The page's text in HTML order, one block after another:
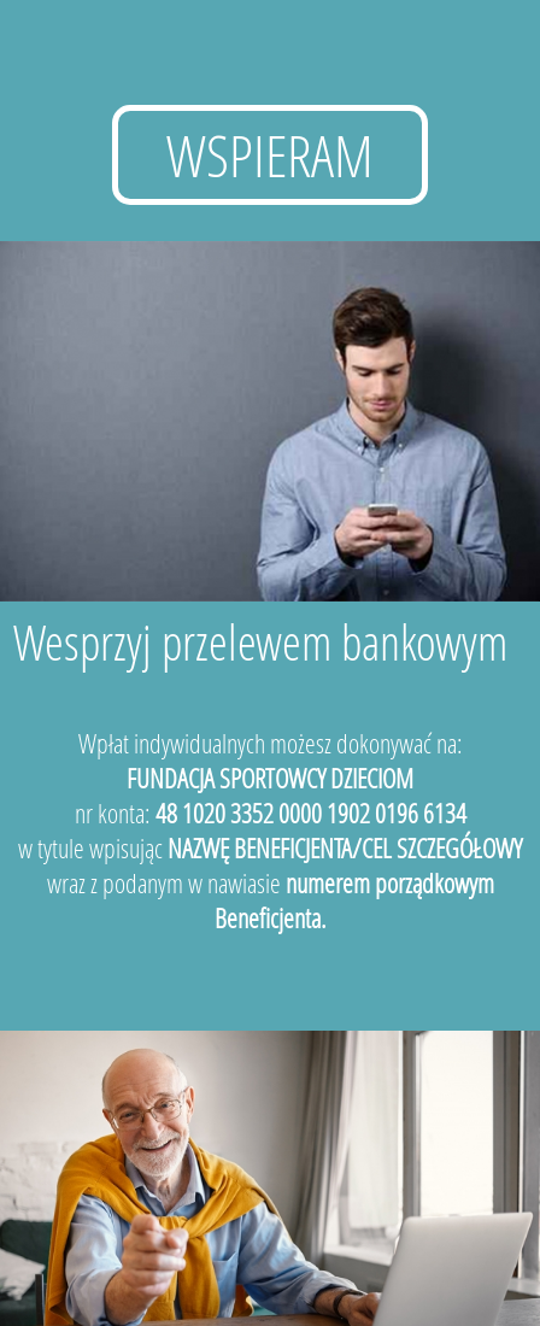
WSPIERAM
Wesprzyj przelewem bankowym
Wpłat indywidualnych możesz dokonywać na:
FUNDACJA SPORTOWCY DZIECIOM
nr konta: 48 1020 3352 0000 1902 0196 6134
w tytule wpisującNAZWĘ BENEFICJENTA/CEL SZCZEGÓŁOWY
wraz z podanym w nawiasie numerem porządkowym
Beneficjenta.